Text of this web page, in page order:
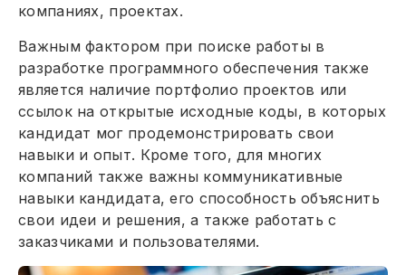
компаниях, проектах.
Важным фактором при поиске работы в
разработке программного обеспечения также
является наличие портфолио проектов или
ссылок на открытые исходные коды, в которых
кандидат мог продемонстрировать свои
навыки и опыт. Кроме того, для многих
компаний также важны коммуникативные
навыки кандидата, его способность объяснить
свои идеи и решения, а также работать с
заказчиками и пользователями.